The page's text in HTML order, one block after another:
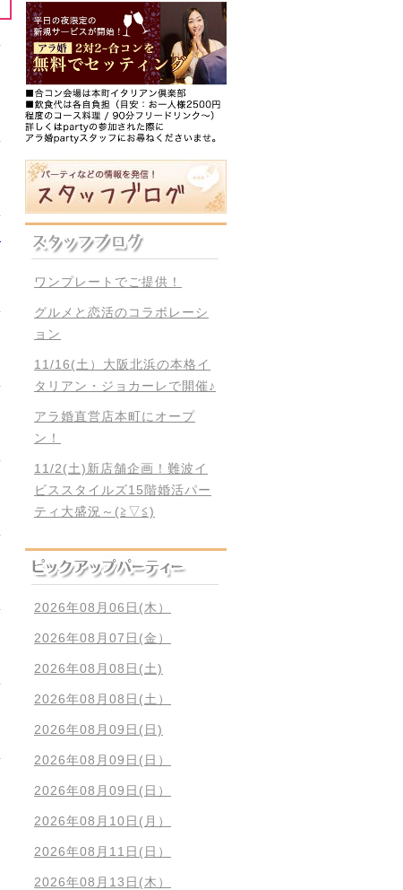
ワンプレートでご提供！
グルメと恋活のコラボレーシ
ョン
11/16(土）大阪北浜の本格イ
タリアン・ジョカーレで開催♪
アラ婚直営店本町にオープ
ン！
11/2(土)新店舗企画！難波イ
ビススタイルズ15階婚活パー
ティ大盛況～(≧▽≦)
2026年08月06日(木）
2026年08月07日(金）
2026年08月08日(土)
2026年08月08日(土）
2026年08月09日(日)
2026年08月09日(日）
2026年08月09日(日）
2026年08月10日(月）
2026年08月11日(日）
2026年08月13日(木）